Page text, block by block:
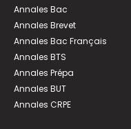
Annales Bac
Annales Brevet
Annales Bac Français
Annales BTS
Annales Prépa
Annales BUT
Annales CRPE